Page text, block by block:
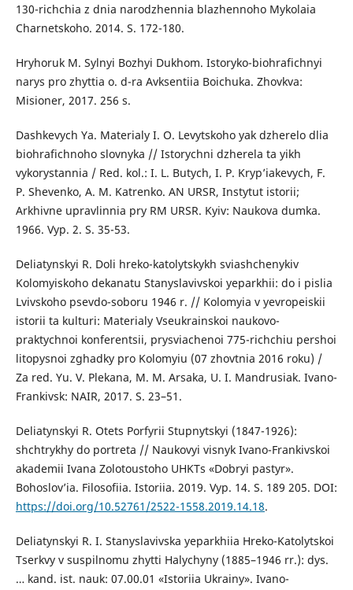
130-richchia z dnia narodzhennia blazhennoho Mykolaia
Charnetskoho. 2014. S. 172-180.
Hryhoruk M. Sylnyi Bozhyi Dukhom. Istoryko-biohrafichnyi
narys pro zhyttia o. d-ra Avksentiia Boichuka. Zhovkva:
Misioner, 2017. 256 s.
Dashkevych Ya. Materialy I. O. Levytskoho yak dzherelo dlia
biohrafichnoho slovnyka // Istorychni dzherela ta yikh
vykorystannia / Red. kol.: I. L. Butych, I. P. Kryp’iakevych, F.
P. Shevenko, A. M. Katrenko. AN URSR, Instytut istorii;
Arkhivne upravlinnia pry RM URSR. Kyiv: Naukova dumka.
1966. Vyp. 2. S. 35-53.
Deliatynskyi R. Doli hreko-katolytskykh sviashchenykiv
Kolomyiskoho dekanatu Stanyslavivskoi yeparkhii: do i pislia
Lvivskoho psevdo-soboru 1946 r. // Kolomyia v yevropeiskii
istorii ta kulturi: Materialy Vseukrainskoi naukovo-
praktychnoi konferentsii, prysviachenoi 775-richchiu pershoi
litopysnoi zghadky pro Kolomyiu (07 zhovtnia 2016 roku) /
Za red. Yu. V. Plekana, M. M. Arsaka, U. I. Mandrusiak. Ivano-
Frankivsk: NAIR, 2017. S. 23–51.
Deliatynskyi R. Otets Porfyrii Stupnytskyi (1847-1926):
shchtrykhy do portreta // Naukovyi visnyk Ivano-Frankivskoi
akademii Ivana Zolotoustoho UHKTs «Dobryi pastyr».
Bohoslov’ia. Filosofiia. Istoriia. 2019. Vyp. 14. S. 189 205. DOI:
https://doi.org/10.52761/2522-1558.2019.14.18.
Deliatynskyi R. I. Stanyslavivska yeparkhiia Hreko-Katolytskoi
Tserkvy v suspilnomu zhytti Halychyny (1885–1946 rr.): dys.
… kand. ist. nauk: 07.00.01 «Istoriia Ukrainy». Ivano-